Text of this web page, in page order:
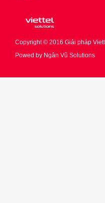
Copyright © 2016 Giải pháp
Powed by Ngân Vũ Solutions